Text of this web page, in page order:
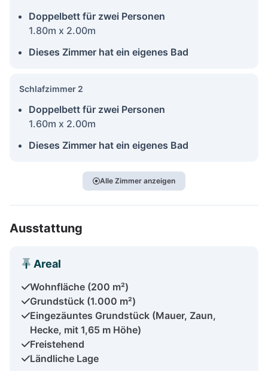
Doppelbett für zwei Personen
1.80m x 2.00m
Dieses Zimmer hat ein eigenes Bad
Schlafzimmer 2
Doppelbett für zwei Personen
1.60m x 2.00m
Dieses Zimmer hat ein eigenes Bad
Alle Zimmer anzeigen
Ausstattung
Areal
Wohnfläche (200 m²)
Grundstück (1.000 m²)
Eingezäuntes Grundstück (Mauer, Zaun,
Hecke, mit 1,65 m Höhe)
Freistehend
Ländliche Lage